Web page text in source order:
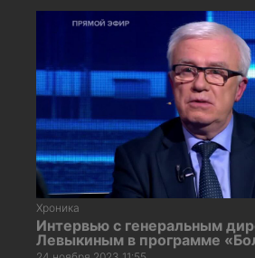
Хроника
Интервью с генеральным
Левыкиным в программе